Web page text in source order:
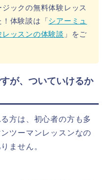
ックの無料体験レッス
！体験談は「シアーミュ
ッスンの体験談 」をご
が、ついていけるか
方は、初心者の方も多
ツーマンレッスンなの
ません。